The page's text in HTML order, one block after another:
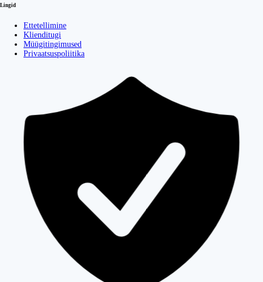
Lingid
Ettetellimine
Klienditugi
Müügitingimused
Privaatsuspoliitika